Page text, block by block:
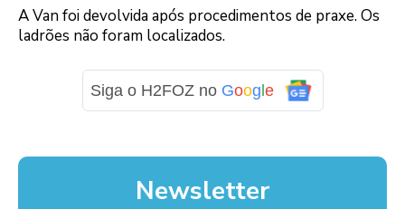
A Van foi devolvida após procedimentos de praxe. Os
ladrões não foram localizados.
Siga o H2FOZ no Google
Newsletter